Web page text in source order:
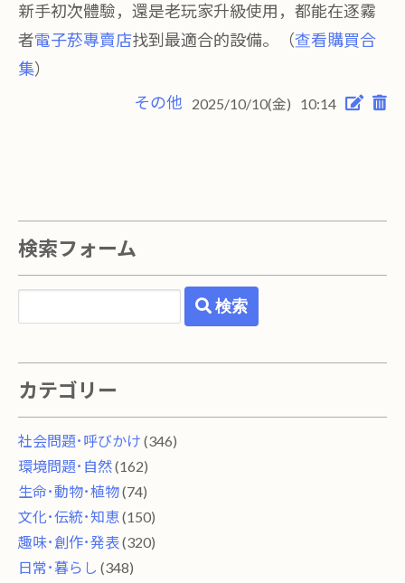
新手初次體驗，還是老玩家升級使用，都能在逐霧
者電子菸專賣店找到最適合的設備。（查看購買合
集）
その他
2025/10/10(金) 10:14
検索フォーム
検索
カテゴリー
社会問題･呼びかけ (346)
環境問題･自然(162)
生命･動物･植物(74)
文化･伝統･知恵 (150)
趣味･創作･発表(320)
日常･暮らし (348)